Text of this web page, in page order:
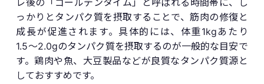
っかりとタンパク質を摂取することで、筋肉の修復と
成長が促進されます。具体的には、体重1kgあたり
1.5〜2.0gのタンパク質を摂取するのが一般的な目安で
す。鶏肉や魚、大豆製品などが良質なタンパク質源と
しておすすめです。